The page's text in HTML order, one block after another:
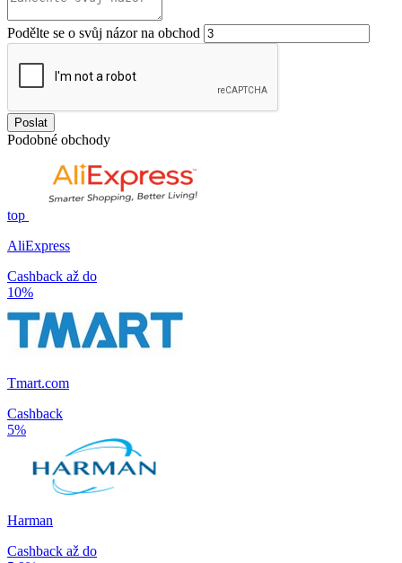
Podělte se o svůj názor na obchod
Poslat
Podobné obchody
top
AliExpress
Cashback až do
10%
Tmart.com
Cashback
5%
Harman
Cashback až do